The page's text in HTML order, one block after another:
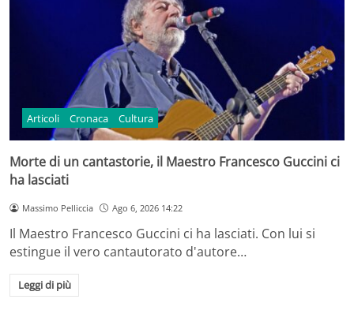
Articoli Cronaca Cultura
Morte di un cantastorie, il Maestro Francesco Guccini ci
ha lasciati
Massimo Pelliccia Ago 6, 2026 14:22
Il Maestro Francesco Guccini ci ha lasciati. Con lui si
estingue il vero cantautorato d'autore…
Leggi di più